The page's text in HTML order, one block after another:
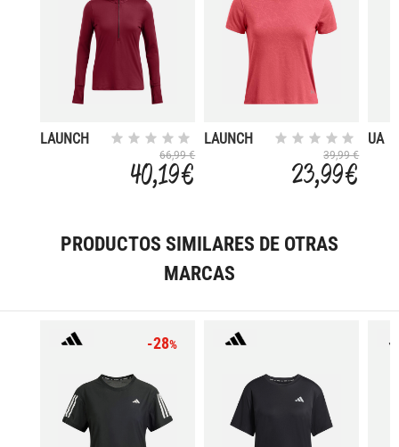
LAUNCH
66,99 €
40,19 €
LAUNCH
39,99 €
23,99 €
UA
PRODUCTOS SIMILARES DE OTRAS
MARCAS
-28%